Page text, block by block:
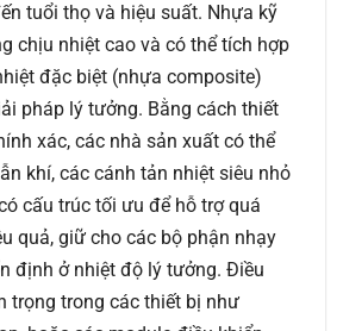
tuổi thọ và hiệu suất. Nhựa kỹ
chịu nhiệt cao và có thể tích hợp
đặc biệt (nhựa composite)
pháp lý tưởng. Bằng cách thiết
xác, các nhà sản xuất có thể
khí, các cánh tản nhiệt siêu nhỏ
cấu trúc tối ưu để hỗ trợ quá
quả, giữ cho các bộ phận nhạy
định ở nhiệt độ lý tưởng. Điều
trọng trong các thiết bị như